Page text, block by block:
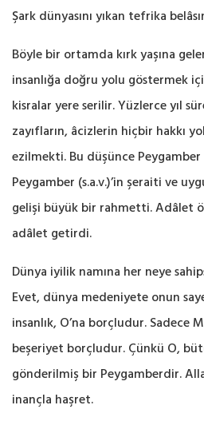
Şark dünyasını yıkan tefrika
Böyle bir ortamda kırk yaşına
insanlığa doğru yolu göstermek
kisralar yere serilir. Yüzlerce yıl
zayıfların, âcizlerin hiçbir hakkı
ezilmekti. Bu düşünce Peygamber
Peygamber (s.a.v.)’in şeraiti ve
gelişi büyük bir rahmetti. Adâlet
adâlet getirdi.
Dünya iyilik namına her neye
Evet, dünya medeniyete onun
insanlık, O’na borçludur. Sadece
beşeriyet borçludur. Çünkü O,
gönderilmiş bir Peygamberdir.
inançla haşret.